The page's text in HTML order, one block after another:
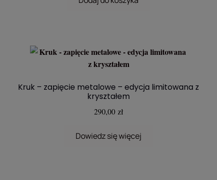
Kruk – zapięcie metalowe – edycja limitowana z
kryształem
290,00 zł
Dowiedz się więcej